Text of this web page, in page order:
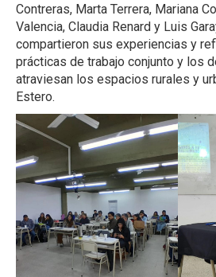
Contreras, Marta Terrera, Mariana
Valencia, Claudia Renard y Luis
compartieron sus experiencias y
prácticas de trabajo conjunto y los
atraviesan los espacios rurales y
Estero.